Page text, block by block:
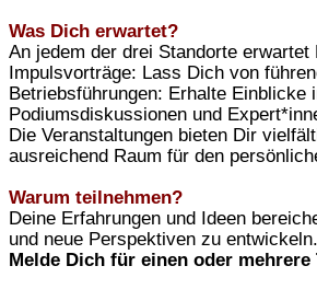
Was Dich erwartet?
An jedem der drei Standorte
Impulsvorträge: Lass Dich von
Betriebsführungen: Erhalte Einblicke
Podiumsdiskussionen und
Die Veranstaltungen bieten Dir
ausreichend Raum für den
Warum teilnehmen?
Deine Erfahrungen und Ideen
und neue Perspektiven zu entwickeln.
Melde Dich für einen oder